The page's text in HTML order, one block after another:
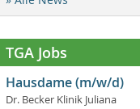
TGA Jobs
Hausdame (m/w/d)
Dr. Becker Klinik Juliana